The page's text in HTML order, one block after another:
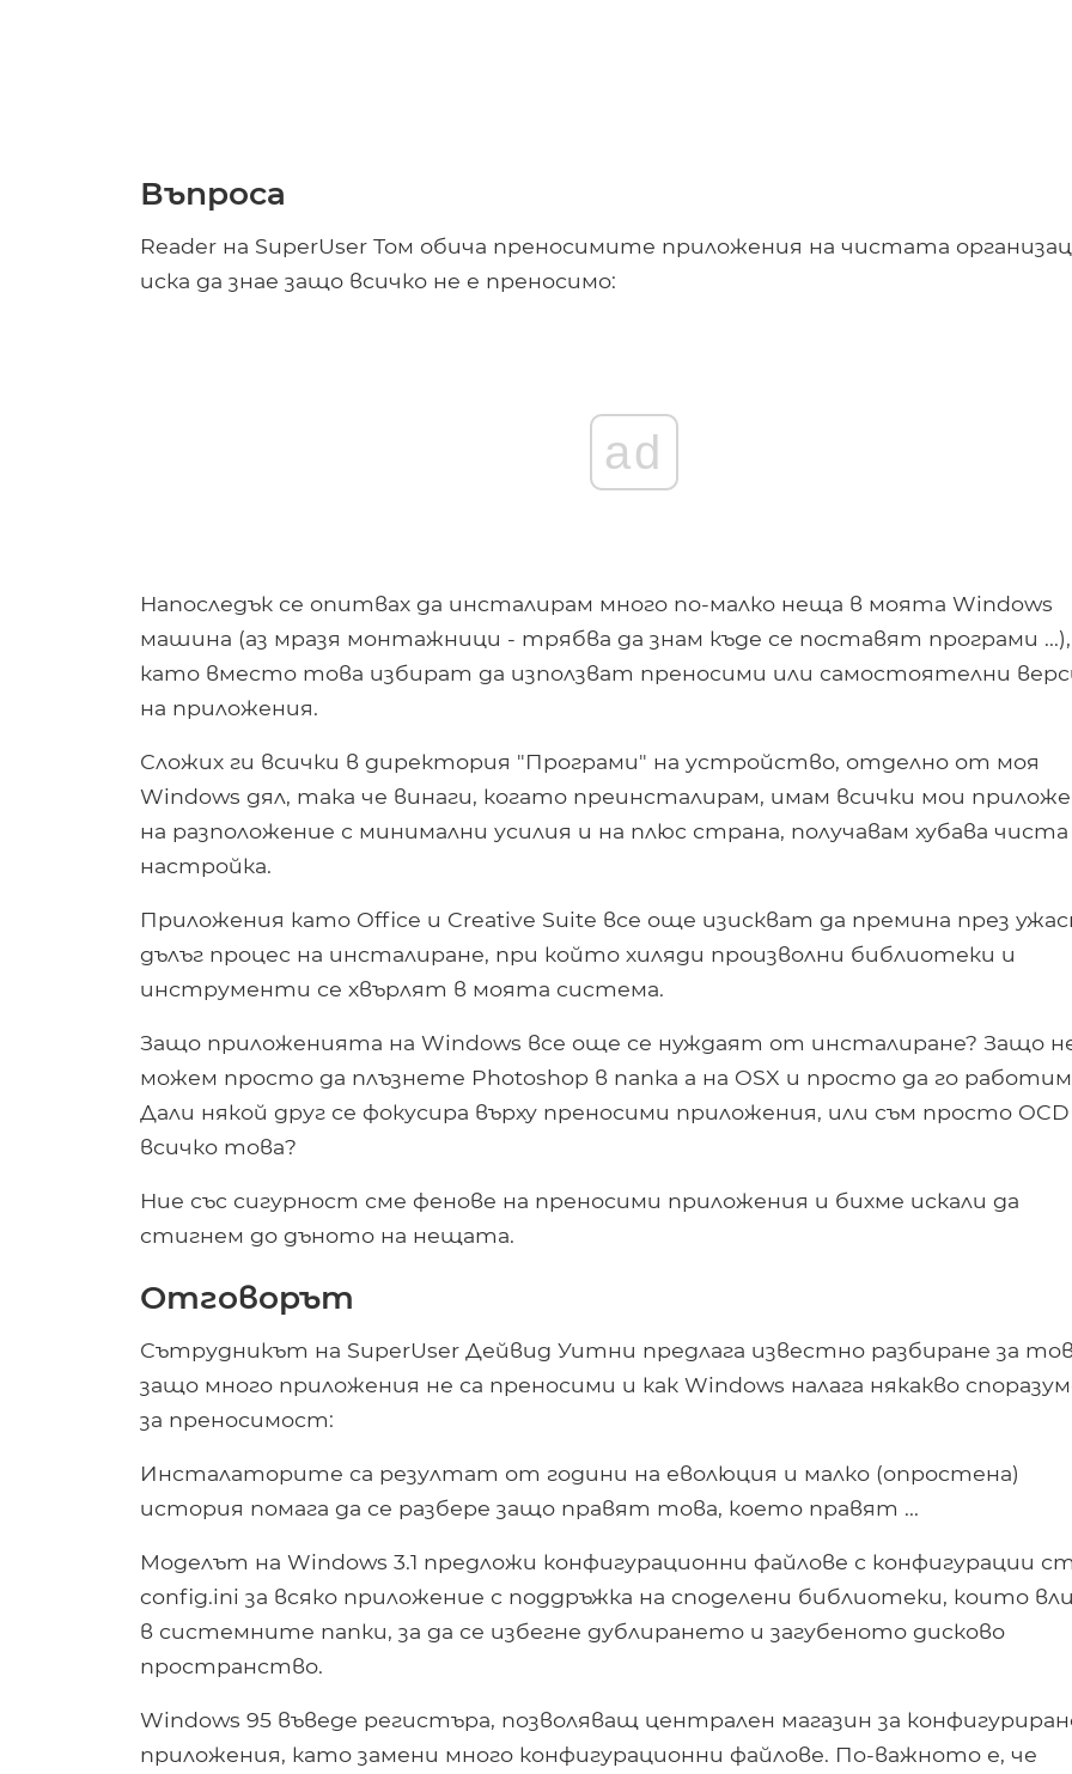
Въпроса
Reader на SuperUser Том обича преносимите приложения на чистата
иска да знае защо всичко не е преносимо:
ad
Напоследък се опитвах да инсталирам много по-малко неща в моята Windows
машина (аз мразя монтажници - трябва да знам къде се поставят програми ...),
като вместо това избират да използват преносими или самостоятелни
на приложения.
Сложих ги всички в директория "Програми" на устройство, отделно от моя
Windows дял, така че винаги, когато преинсталирам, имам всички мои
на разположение с минимални усилия и на плюс страна, получавам хубава чиста
настройка.
Приложения като Office и Creative Suite все още изискват да премина през
дълъг процес на инсталиране, при който хиляди произволни библиотеки и
инструменти се хвърлят в моята система.
Защо приложенията на Windows все още се нуждаят от инсталиране? Защо
можем просто да плъзнете Photoshop в папка а на OSX и просто да го
Дали някой друг се фокусира върху преносими приложения, или съм просто OCD
всичко това?
Ние със сигурност сме фенове на преносими приложения и бихме искали да
стигнем до дъното на нещата.
Отговорът
Сътрудникът на SuperUser Дейвид Уитни предлага известно разбиране за
защо много приложения не са преносими и как Windows налага някакво
за преносимост:
Инсталаторите са резултат от години на еволюция и малко (опростена)
история помага да се разбере защо правят това, което правят ...
Моделът на Windows 3.1 предложи конфигурационни файлове с конфигурации
config.ini за всяко приложение с поддръжка на споделени библиотеки, които
в системните папки, за да се избегне дублирането и загубеното дисково
пространство.
Windows 95 въведе регистъра, позволяващ централен магазин за
приложения, като замени много конфигурационни файлове. По-важното е, че